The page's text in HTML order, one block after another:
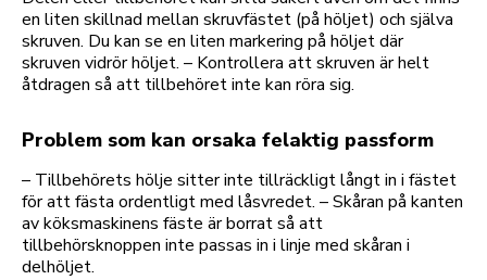
en liten skillnad mellan skruvfästet (på höljet) och själva
skruven. Du kan se en liten markering på höljet där
skruven vidrör höljet. – Kontrollera att skruven är helt
åtdragen så att tillbehöret inte kan röra sig.
Problem som kan orsaka felaktig passform
– Tillbehörets hölje sitter inte tillräckligt långt in i fästet
för att fästa ordentligt med låsvredet. – Skåran på kanten
av köksmaskinens fäste är borrat så att
tillbehörsknoppen inte passas in i linje med skåran i
delhöljet.